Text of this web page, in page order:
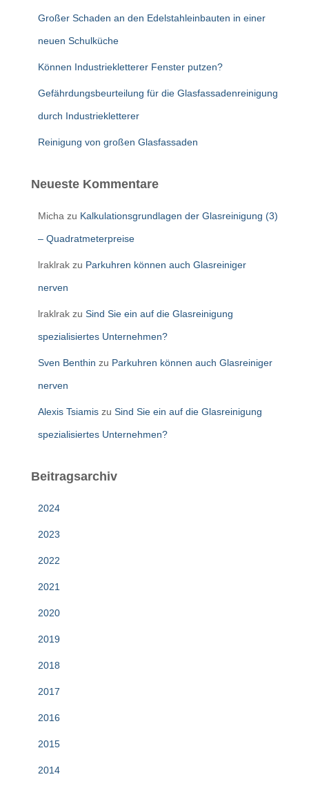
Großer Schaden an den Edelstahleinbauten in einer
neuen Schulküche
Können Industriekletterer Fenster putzen?
Gefährdungsbeurteilung für die Glasfassadenreinigung
durch Industriekletterer
Reinigung von großen Glasfassaden
Neueste Kommentare
Micha zu Kalkulationsgrundlagen der Glasreinigung (3)
– Quadratmeterpreise
lraklrak zu Parkuhren können auch Glasreiniger
nerven
lraklrak zu Sind Sie ein auf die Glasreinigung
spezialisiertes Unternehmen?
Sven Benthin zu Parkuhren können auch Glasreiniger
nerven
Alexis Tsiamis zu Sind Sie ein auf die Glasreinigung
spezialisiertes Unternehmen?
Beitragsarchiv
2024
2023
2022
2021
2020
2019
2018
2017
2016
2015
2014